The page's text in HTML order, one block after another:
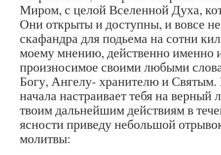
Миром, с целой Вселенной Духа,
Они открыты и доступны, и вовсе
скафандра для подьема на сотни
моему мнению, действенно именно
произносимое своими любыми
Богу, Ангелу- хранителю и Святым.
начала настраивает тебя на верный
твоим дальнейшим действиям в
ясности приведу небольшой
молитвы: